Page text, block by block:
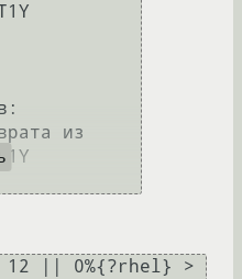
12 || 0%{?rhel} >